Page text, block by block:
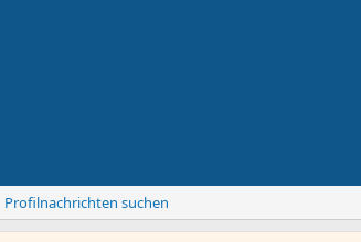
Profilnachrichten suchen